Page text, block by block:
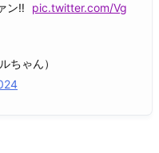
ン‼️
pic.twitter.com/Vg
ちゃん）